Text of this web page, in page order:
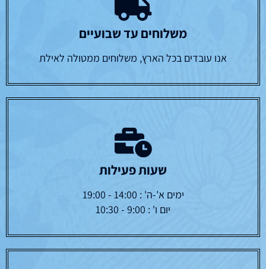
משלוחים עד שבועיים
אנו עובדים בכל הארץ, משלוחים ממטולה לאילת
שעות פעילות
ימים א'-ה' : 14:00 - 19:00
יום ו' : 9:00 - 10:30